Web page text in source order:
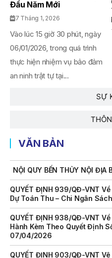
SỰ
Đầu Năm Mới
7 Tháng 1, 2026
Vào lúc 15 giờ 30 phút, ngày
06/01/2026, trong quá trình
thực hiện nhiệm vụ bảo đảm
an ninh trật tự tại...
VĂN BẢN
Chức Đấu Giá Tài Sản Đối Với
Biển Số KH-0834
THÔNG BÁO Số 706/TB-
Chức Đấu Giá Tài Sản Đối Với
Số KH-0387
THÔNG BÁO Số 659/TB-VNT
Thông Báo Số 641/TB-VNT
Quản Lý Vịnh Nha Trang Về
NỘI QUY BẾN
NỘI QUY BẾN
NỘI QUY BẾN THỦY NỘI ĐỊA
QUYẾT ĐỊNH 939/QĐ-VNT
Dự Toán Thu – Chi Ngân
QUYẾT ĐỊNH 938/QĐ-VNT
Hành Kèm Theo Quyết Định
07/04/2026
QUYẾT ĐỊNH 903/QĐ-VNT
Dự Toán Thu – Chi Ngân